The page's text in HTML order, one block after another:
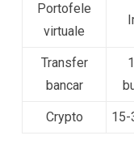
Portofele
virtuale
Transfer
bancar
Crypto 15-